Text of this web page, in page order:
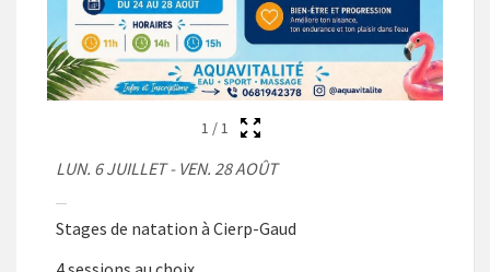
1 /1
LUN. 6 JUILLET - VEN. 28 AOÛT
Stages de natation à Cierp-Gaud